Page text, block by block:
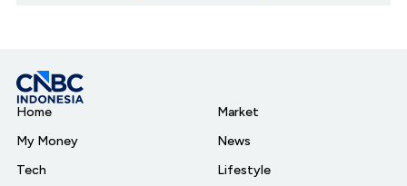
Home
My Money
Tech
Market
News
Lifestyle